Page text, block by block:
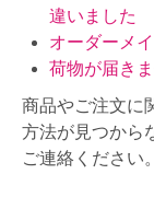
違いました
オーダーメ
荷物が届き
商品やご注文に
方法が見つから
ご連絡ください。